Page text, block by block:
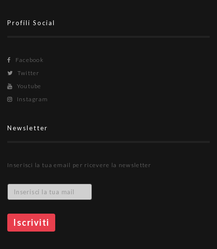
Profili Social
Facebook
Twitter
Youtube
Instagram
Newsletter
Inserisci la tua email per ricevere la newsletter